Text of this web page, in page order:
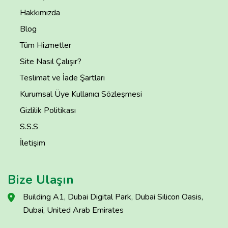
Hakkımızda
Blog
Tüm Hizmetler
Site Nasıl Çalışır?
Teslimat ve İade Şartları
Kurumsal Üye Kullanıcı Sözleşmesi
Gizlilik Politikası
S.S.S
İletişim
Bize Ulaşın
Building A1, Dubai Digital Park, Dubai Silicon Oasis,
Dubai, United Arab Emirates